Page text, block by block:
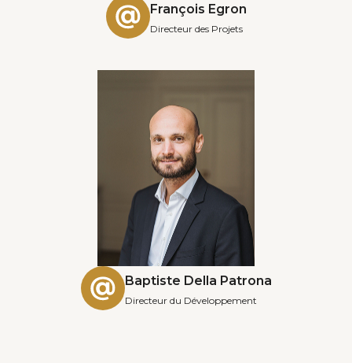
François Egron
Directeur des Projets
Baptiste Della Patrona
Directeur du Développement